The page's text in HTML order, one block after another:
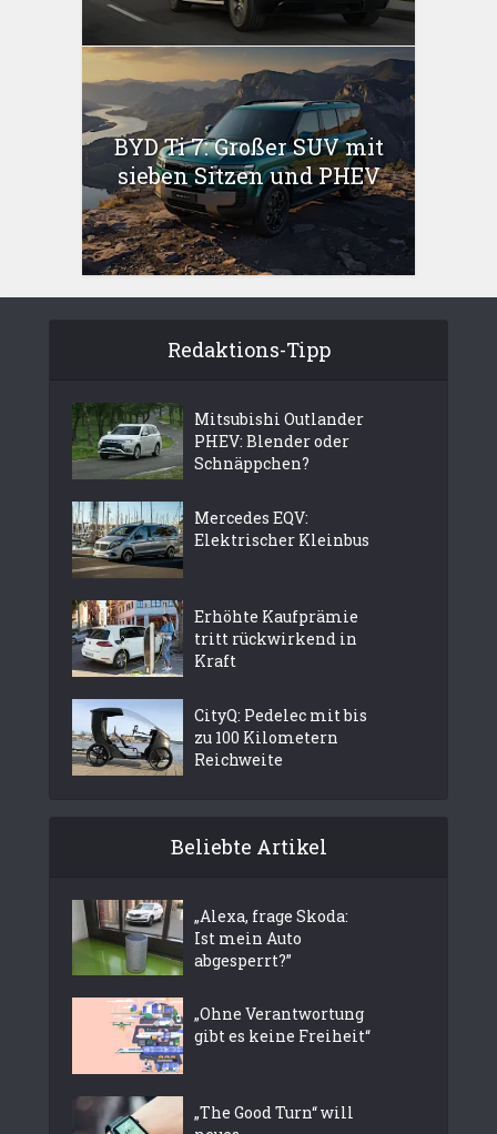
BYD Ti 7: Großer SUV mit
sieben Sitzen und PHEV
Redaktions-Tipp
Mitsubishi Outlander
PHEV: Blender oder
Schnäppchen?
Mercedes EQV:
Elektrischer Kleinbus
Erhöhte Kaufprämie
tritt rückwirkend in
Kraft
CityQ: Pedelec mit bis
zu 100 Kilometern
Reichweite
Beliebte Artikel
„Alexa, frage Skoda:
Ist mein Auto
abgesperrt?”
„Ohne Verantwortung
gibt es keine Freiheit“
„The Good Turn“ will